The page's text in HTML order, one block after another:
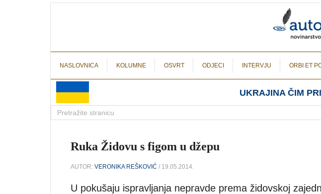
NASLOVNICA KOLUMNE OSVRT ODJECI INTERVJU ORBI ET
UKRAJINA ČIM
Ruka Židovu s figom u džepu
AUTOR: VERONIKA REŠKOVIĆ / 19.05.2014.
U pokušaju ispravljanja nepravde prema židovskoj